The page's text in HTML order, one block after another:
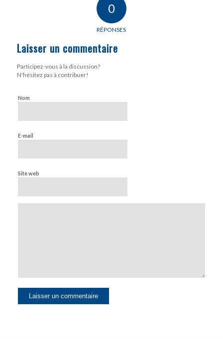
0
RÉPONSES
Laisser un commentaire
Participez-vous à la discussion?
N'hésitez pas à contribuer!
Nom
E-mail
Site web